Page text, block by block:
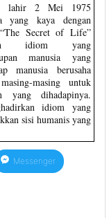
lahir 2 Mei 1975
yang kaya dengan
Secret of Life”
idiom yang
manusia yang
manusia berusaha
masing untuk
yang dihadapinya.
idiom yang
sisi humanis yang
Messenger